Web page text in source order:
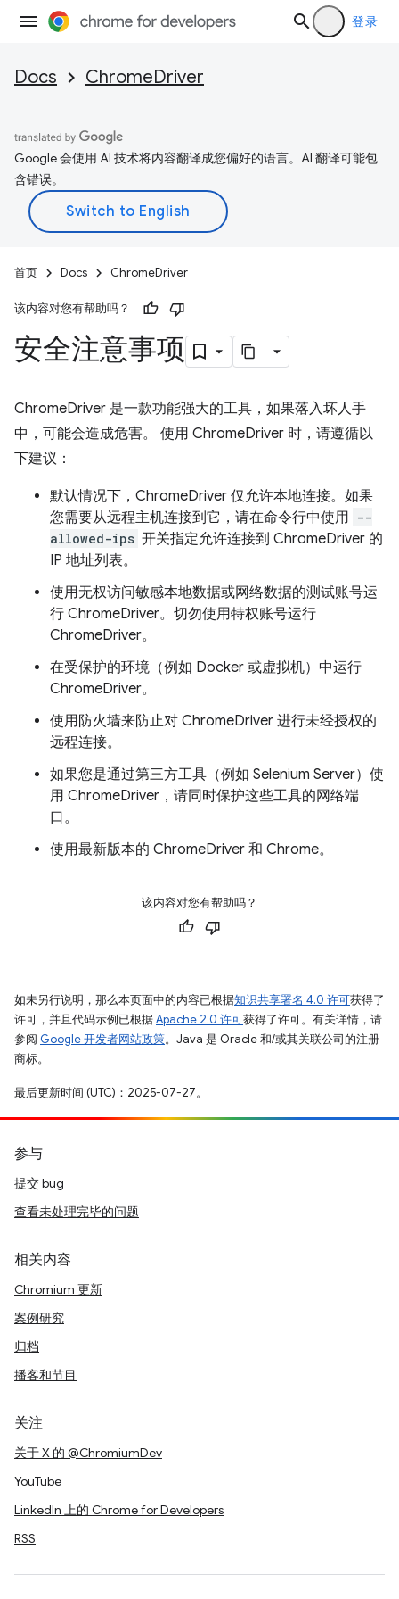
登录
Docs ChromeDriver
Google 会使用 AI 技术将内容翻译成您偏好的语言。AI 翻译可能包
含错误。
首页 Docs ChromeDriver
该内容对您有帮助吗？
安全注意事项
ChromeDriver 是一款功能强大的工具，如果落入坏人手
中，可能会造成危害。 使用 ChromeDriver 时，请遵循以
下建议：
默认情况下，ChromeDriver 仅允许本地连接。如果
您需要从远程主机连接到它，请在命令行中使用 --
allowed-ips 开关指定允许连接到 ChromeDriver 的
IP 地址列表。
使用无权访问敏感本地数据或网络数据的测试账号运
行 ChromeDriver。切勿使用特权账号运行
ChromeDriver。
在受保护的环境（例如 Docker 或虚拟机）中运行
ChromeDriver。
使用防火墙来防止对 ChromeDriver 进行未经授权的
远程连接。
如果您是通过第三方工具（例如 Selenium Server）使
用 ChromeDriver，请同时保护这些工具的网络端
口。
使用最新版本的 ChromeDriver 和 Chrome。
该内容对您有帮助吗？
如未另行说明，那么本页面中的内容已根据知识共享署名 4.0 许可获得了
许可，并且代码示例已根据Apache 2.0 许可获得了许可。有关详情，请
参阅 Google 开发者网站政策。Java 是 Oracle 和/或其关联公司的注册
商标。
最后更新时间 (UTC)：2025-07-27。
参与
提交 bug
查看未处理完毕的问题
相关内容
Chromium 更新
案例研究
归档
播客和节目
关注
关于 X 的 @ChromiumDev
YouTube
LinkedIn 上的 Chrome for Developers
RSS